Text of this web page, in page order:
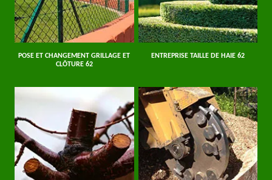
POSE ET CHANGEMENT GRILLAGE ET
CLÔTURE 62
ENTREPRISE TAILLE DE HAIE 62